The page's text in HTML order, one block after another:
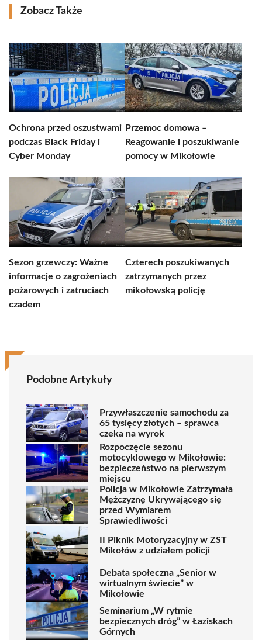
Zobacz Także
Ochrona przed oszustwami
podczas Black Friday i
Cyber Monday
Przemoc domowa –
Reagowanie i poszukiwanie
pomocy w Mikołowie
Sezon grzewczy: Ważne
informacje o zagrożeniach
pożarowych i zatruciach
czadem
Czterech poszukiwanych
zatrzymanych przez
mikołowską policję
Podobne Artykuły
Przywłaszczenie samochodu za
65 tysięcy złotych – sprawca
czeka na wyrok
Rozpoczęcie sezonu
motocyklowego w Mikołowie:
bezpieczeństwo na pierwszym
miejscu
Policja w Mikołowie Zatrzymała
Mężczyznę Ukrywającego się
przed Wymiarem
Sprawiedliwości
II Piknik Motoryzacyjny w ZST
Mikołów z udziałem policji
Debata społeczna „Senior w
wirtualnym świecie” w
Mikołowie
Seminarium „W rytmie
bezpiecznych dróg” w Łaziskach
Górnych